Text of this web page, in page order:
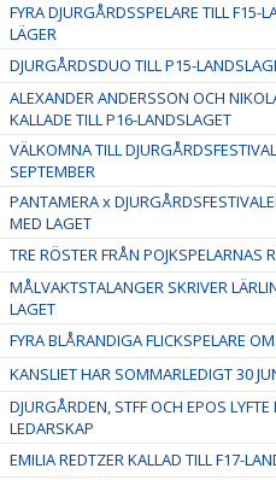
FYRA DJURGÅRDSSPELARE TILL F15-
LÄGER
DJURGÅRDSDUO TILL P15-
ALEXANDER ANDERSSON OCH
KALLADE TILL P16-LANDSLAGET
VÄLKOMNA TILL
SEPTEMBER
PANTAMERA x
MED LAGET
TRE RÖSTER FRÅN POJKSPELARNAS
MÅLVAKTSTALANGER SKRIVER
LAGET
FYRA BLÅRANDIGA FLICKSPELARE
KANSLIET HAR SOMMARLEDIGT 30
DJURGÅRDEN, STFF OCH EPOS
LEDARSKAP
EMILIA REDTZER KALLAD TILL F17-